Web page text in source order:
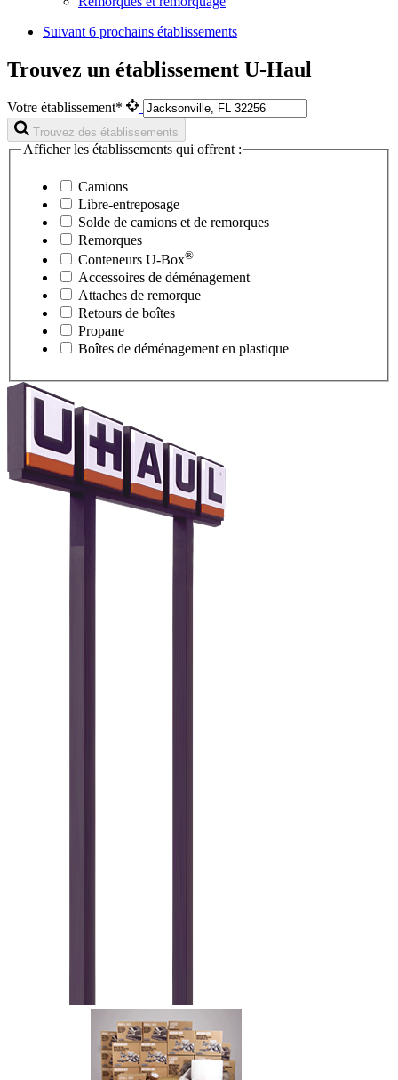
Suivant 6 prochains établissements
Trouvez un établissement U-Haul
Votre établissement*
Trouvez des établissements
Afficher les établissements qui offrent :
Camions
Libre-entreposage
Solde de camions et de remorques
Remorques
Conteneurs U-Box®
Accessoires de déménagement
Attaches de remorque
Retours de boîtes
Propane
Boîtes de déménagement en plastique